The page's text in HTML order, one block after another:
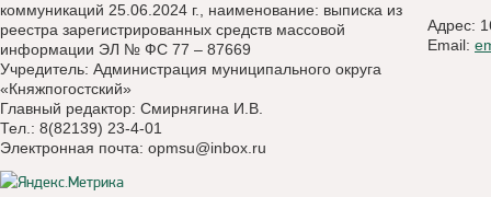
коммуникаций 25.06.2024 г., наименование: выписка из
реестра зарегистрированных средств массовой
информации ЭЛ № ФС 77 – 87669
Учредитель: Администрация муниципального округа
«Княжпогостский»
Главный редактор: Смирнягина И.В.
Тел.: 8(82139) 23-4-01
Электронная почта: opmsu@inbox.ru
Адрес:
Email: